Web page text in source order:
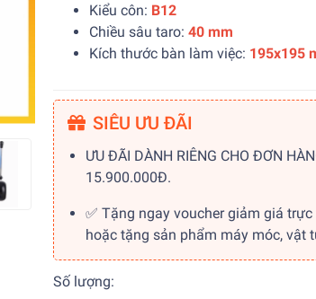
Kiểu côn: B12
Chiều sâu taro: 40 mm
Kích thước bàn làm việc: 195x195
SIÊU ƯU ĐÃI
ƯU ĐÃI DÀNH RIÊNG CHO ĐƠN
15.900.000Đ.
✅ Tặng ngay voucher giảm giá trực
hoặc tặng sản phẩm máy móc, vật
Số lượng: